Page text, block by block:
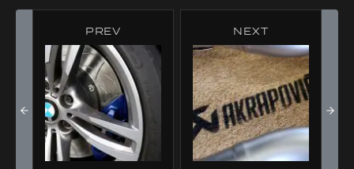
PREV NEXT